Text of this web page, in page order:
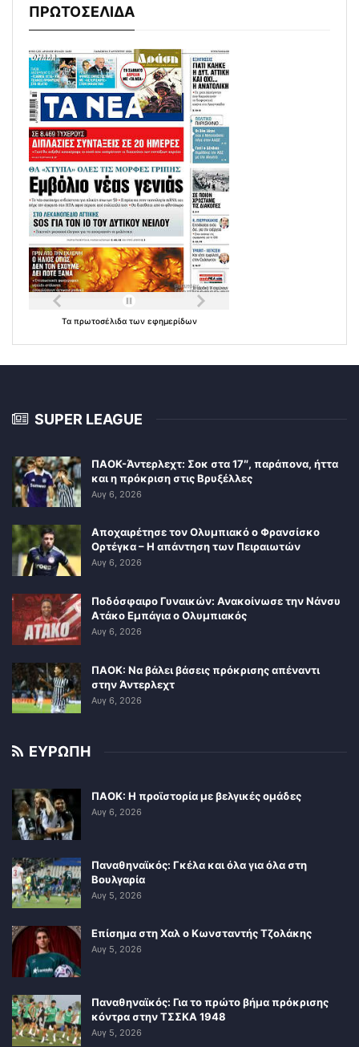
ΠΡΩΤΟΣΕΛΙΔΑ
Τα πρωτοσέλιδα των εφημερίδων
SUPER LEAGUE
ΠΑΟΚ-Άντερλεχτ: Σοκ στα 17″, παράπονα, ήττα
και η πρόκριση στις Βρυξέλλες
Αυγ 6, 2026
Αποχαιρέτησε τον Ολυμπιακό ο Φρανσίσκο
Ορτέγκα – Η απάντηση των Πειραιωτών
Αυγ 6, 2026
Ποδόσφαιρο Γυναικών: Ανακοίνωσε την Νάνσυ
Ατάκο Εμπάγια ο Ολυμπιακός
Αυγ 6, 2026
ΠΑΟΚ: Να βάλει βάσεις πρόκρισης απέναντι
στην Άντερλεχτ
Αυγ 6, 2026
ΕΥΡΩΠΗ
ΠΑΟΚ: Η προϊστορία με βελγικές ομάδες
Αυγ 6, 2026
Παναθηναϊκός: Γκέλα και όλα για όλα στη
Βουλγαρία
Αυγ 5, 2026
Επίσημα στη Χαλ ο Κωνσταντής Τζολάκης
Αυγ 5, 2026
Παναθηναϊκός: Για το πρώτο βήμα πρόκρισης
κόντρα στην ΤΣΣΚΑ 1948
Αυγ 5, 2026